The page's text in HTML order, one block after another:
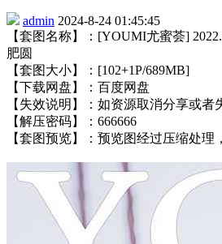
admin 2024-8-24 01:45:45
【套图名称】：[YOUMI尤蜜荟]
肥圆
【套图大小】：[102+1P/689MB]
【下载网盘】：百度网盘
【失效说明】：如资源取消分享或者
【解压密码】：666666
【套图预览】：预览图经过压缩处理